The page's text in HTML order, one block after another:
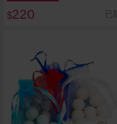
$220 已